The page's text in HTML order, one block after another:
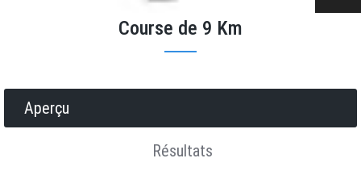
Course de 9 Km
Aperçu
Résultats